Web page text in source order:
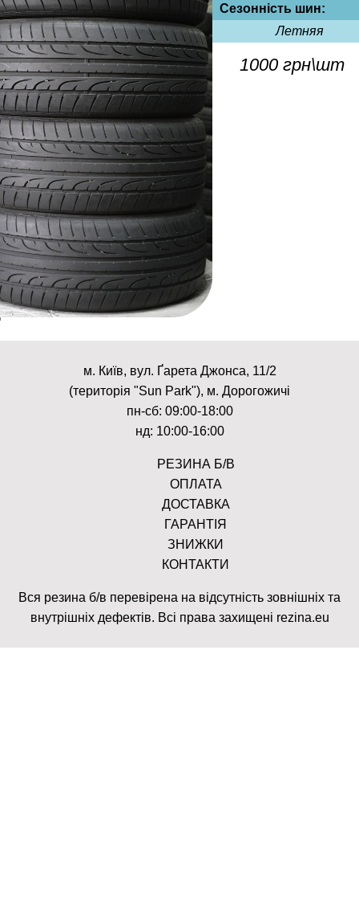
Сезонність шин:
Летняя
1000 грн\шт
м. Київ, вул. Ґарета Джонса, 11/2
(територія "Sun Park"), м. Дорогожичі
пн-сб: 09:00-18:00
нд: 10:00-16:00
РЕЗИНА Б/В
ОПЛАТА
ДОСТАВКА
ГАРАНТІЯ
ЗНИЖКИ
КОНТАКТИ
Вся резина б/в перевірена на відсутність зовнішніх та
внутрішніх дефектів. Всі права захищені rezina.eu